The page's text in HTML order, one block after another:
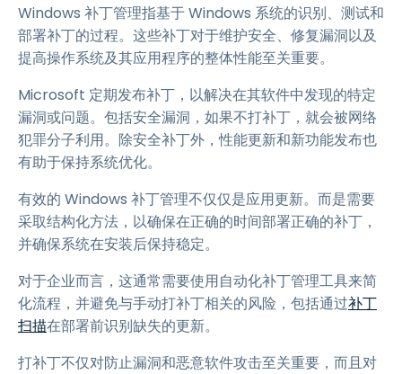
Windows 补丁管理指基于 Windows 系统的识别、测试和
部署补丁的过程。这些补丁对于维护安全、修复漏洞以及
提高操作系统及其应用程序的整体性能至关重要。
Microsoft 定期发布补丁，以解决在其软件中发现的特定
漏洞或问题。包括安全漏洞，如果不打补丁，就会被网络
犯罪分子利用。除安全补丁外，性能更新和新功能发布也
有助于保持系统优化。
有效的 Windows 补丁管理不仅仅是应用更新。而是需要
采取结构化方法，以确保在正确的时间部署正确的补丁，
并确保系统在安装后保持稳定。
对于企业而言，这通常需要使用自动化补丁管理工具来简
化流程，并避免与手动打补丁相关的风险，包括通过补丁
扫描在部署前识别缺失的更新。
打补丁不仅对防止漏洞和恶意软件攻击至关重要，而且对